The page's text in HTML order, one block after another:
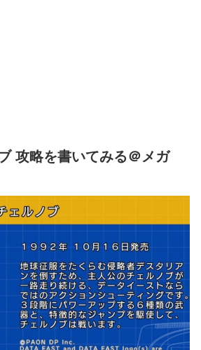
攻略を書いてみる＠メガ